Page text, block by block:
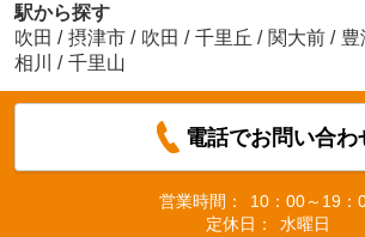
駅から探す
吹田 / 摂津市 / 吹田 / 千里丘 / 関大前 / 豊
相川
/ 千里山
電話でお問い合わ
営業時間：
10：00～19：
定休日：
水曜日